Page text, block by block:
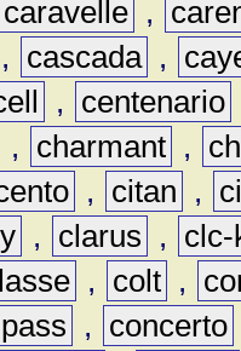
caravelle ,
, cascada ,
, centenario
, charmant ,
, citan ,
, clarus ,
clc-
, colt ,
, concerto